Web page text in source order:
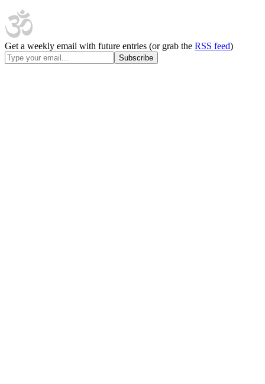
Get a weekly email with future entries (or grab the RSS feed)